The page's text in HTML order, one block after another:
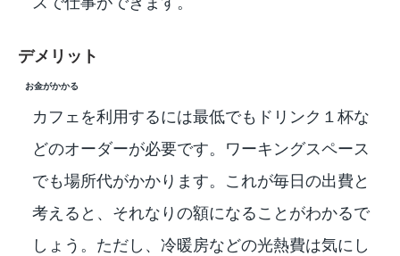
デメリット
お金がかかる
カフェを利用するには最低でもドリンク１杯な
どのオーダーが必要です。ワーキングスペース
でも場所代がかかります。これが毎日の出費と
考えると、それなりの額になることがわかるで
しょう。ただし、冷暖房などの光熱費は気にし